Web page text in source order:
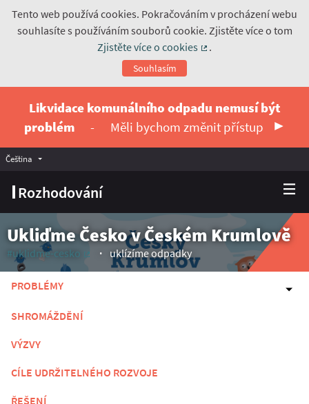
Tento web používá cookies. Pokračováním v procházení webu
souhlasíte s používáním souborů cookie. Zjistěte více o tom
Zjistěte více o cookies
.
Souhlasím
Likvidace komunálního odpadu nemusí být
problém
- Měli bychom změnit přístup
Rozhodování
Čeština Vyberte jazyk
Ukliďme Česko v Českém Krumlově
#uklidme-cesko
(Externí odkaz)
uklízíme odpadky
PROBLÉMY
SHROMÁŽDĚNÍ
VÝZVY
CÍLE UDRŽITELNÉHO ROZVOJE
ŘEŠENÍ